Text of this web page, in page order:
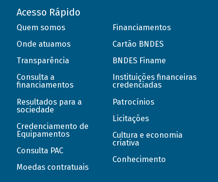
Acesso Rápido
Quem somos
Onde atuamos
Transparência
Consulta a
financiamentos
Resultados para a
sociedade
Credenciamento de
Equipamentos
Consulta PAC
Moedas contratuais
Financiamentos
Cartão BNDES
BNDES Finame
Instituições financeiras
credenciadas
Patrocínios
Licitações
Cultura e economia
criativa
Conhecimento